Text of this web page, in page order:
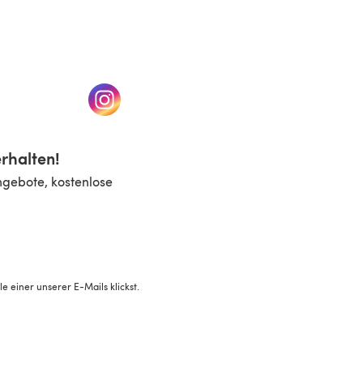
neuen Tab)(öffnet sich in einem neuen Tab)
kostenlose
einer unserer E-Mails klickst.